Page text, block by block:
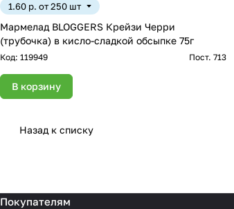
1.60 р. от 250 шт
Мармелад BLOGGERS Крейзи Черри
(трубочка) в кисло-сладкой обсыпке 75г
Код: 119949 Пост. 713
В корзину
Назад к списку
Покупателям